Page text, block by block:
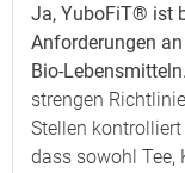
Ja, YuboFiT® ist
Anforderungen
Bio-Lebensmitteln.
strengen
Stellen
dass sowohl Tee,